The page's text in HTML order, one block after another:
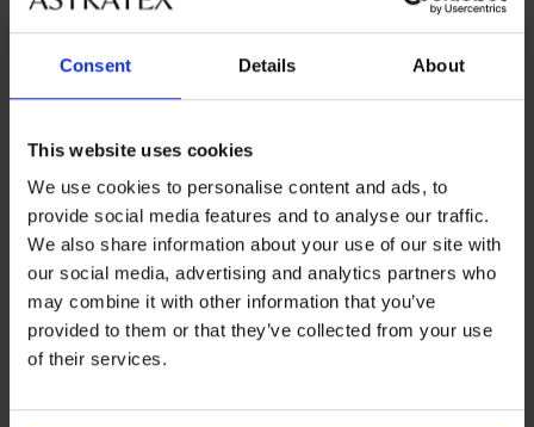
Consent Details About
This website uses cookies
We use cookies to personalise content and ads, to
provide social media features and to analyse our traffic.
We also share information about your use of our site with
our social media, advertising and analytics partners who
may combine it with other information that you’ve
provided to them or that they’ve collected from your use
of their services.
22,99 €
13,49 €code ALL25